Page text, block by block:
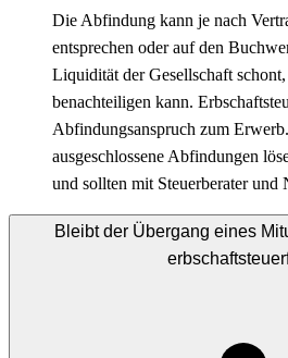
Die Abfindung kann je nach
entsprechen oder auf den
Liquidität der Gesellschaft
benachteiligen kann.
Abfindungsanspruch zum
ausgeschlossene Abfindungen
und sollten mit Steuerberater und
Bleibt der Übergang eines